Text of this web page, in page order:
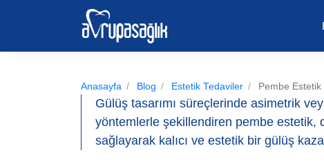
Anasayfa Blog Estetik Tedaviler Pembe Estetik
Gülüş tasarımı süreçlerinde asimetrik
yöntemlerle şekillendiren pembe estetik,
sağlayarak kalıcı ve estetik bir gülüş